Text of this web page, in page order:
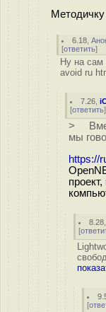
6.18 ,
[ответить]
Ну на сам
avoid ru
7.26 ,
[ответить]
>
мы
https://
8.28
[
[